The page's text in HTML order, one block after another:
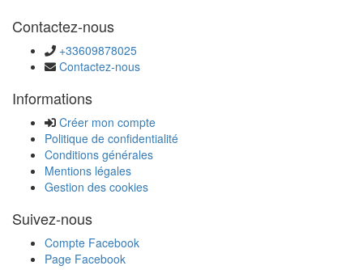
Contactez-nous
+33609878025
Contactez-nous
Informations
Créer mon compte
Politique de confidentialité
Conditions générales
Mentions légales
Gestion des cookies
Suivez-nous
Compte Facebook
Page Facebook